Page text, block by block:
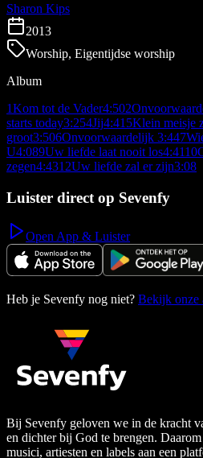
Sharon Kips
2013
Worship, Eigentijdse worship
Album
1Kom tot de Vader4:502
starts today3:254Jij4:41 5Klein meisje
groot3:506Onvoorwaardelijk 3:447
U4:089Uw liefde laat nooit los4:4110
zegen4:4312Uw liefde zal er zijn3:08
Luister direct op Sevenfy
Open App & Luister
Heb je Sevenfy nog niet? Bekijk onze
Bij Sevenfy geloven we in de kracht
en dichter bij God te brengen.
musici, artiesten en labels aan een